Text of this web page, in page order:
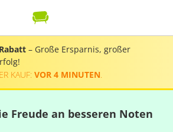
– Große Ersparnis, großer
KAUF: VOR 4 MINUTEN
Freude an besseren Noten